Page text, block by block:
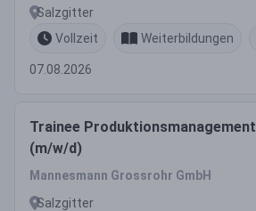
Salzgitter
Vollzeit
Weiterbildungen
07.08.2026
Trainee Produktionsmanagement
(m/w/d)
Mannesmann Grossrohr GmbH
Salzgitter